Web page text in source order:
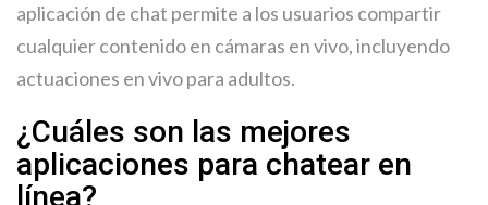
aplicación de chat permite a los usuarios compartir
cualquier contenido en cámaras en vivo, incluyendo
actuaciones en vivo para adultos.
¿Cuáles son las mejores
aplicaciones para chatear en
línea?